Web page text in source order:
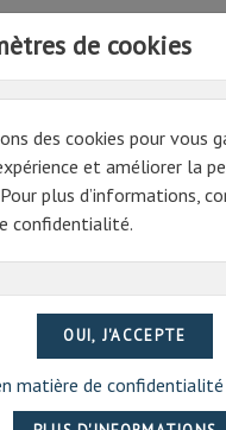
vous pour bénéficier
Tarif particulier,
connectez-vous pour
remise de 15%)
13 47
de cookies
des cookies pour vous
et améliorer la
plus d’informations,
confidentialité.
matière de